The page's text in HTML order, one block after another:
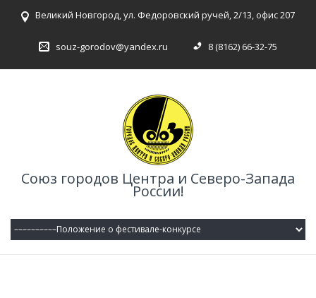
Великий Новгород, ул. Федоровский ручей, 2/13, офис 207
souz-gorodov@yandex.ru 8 (8162) 66-32-75
Союз городов Центра и Северо-Запада
России!